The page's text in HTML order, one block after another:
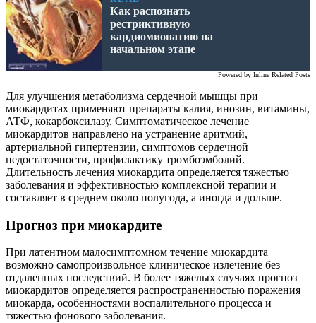
Как распознать
рестриктивную
кардиомиопатию на
начальном этапе
Powered by Inline Related Posts
Для улучшения метаболизма сердечной мышцы при
миокардитах применяют препараты калия, инозин, витамины,
АТФ, кокарбоксилазу. Симптоматическое лечение
миокардитов направлено на устранение аритмий,
артериальной гипертензии, симптомов сердечной
недостаточности, профилактику тромбоэмболий.
Длительность лечения миокардита определяется тяжестью
заболевания и эффективностью комплексной терапии и
составляет в среднем около полугода, а иногда и дольше.
Прогноз при миокардите
При латентном малосимптомном течение миокардита
возможно самопроизвольное клиническое излечение без
отдаленных последствий. В более тяжелых случаях прогноз
миокардитов определяется распространенностью поражения
миокарда, особенностями воспалительного процесса и
тяжестью фонового заболевания.